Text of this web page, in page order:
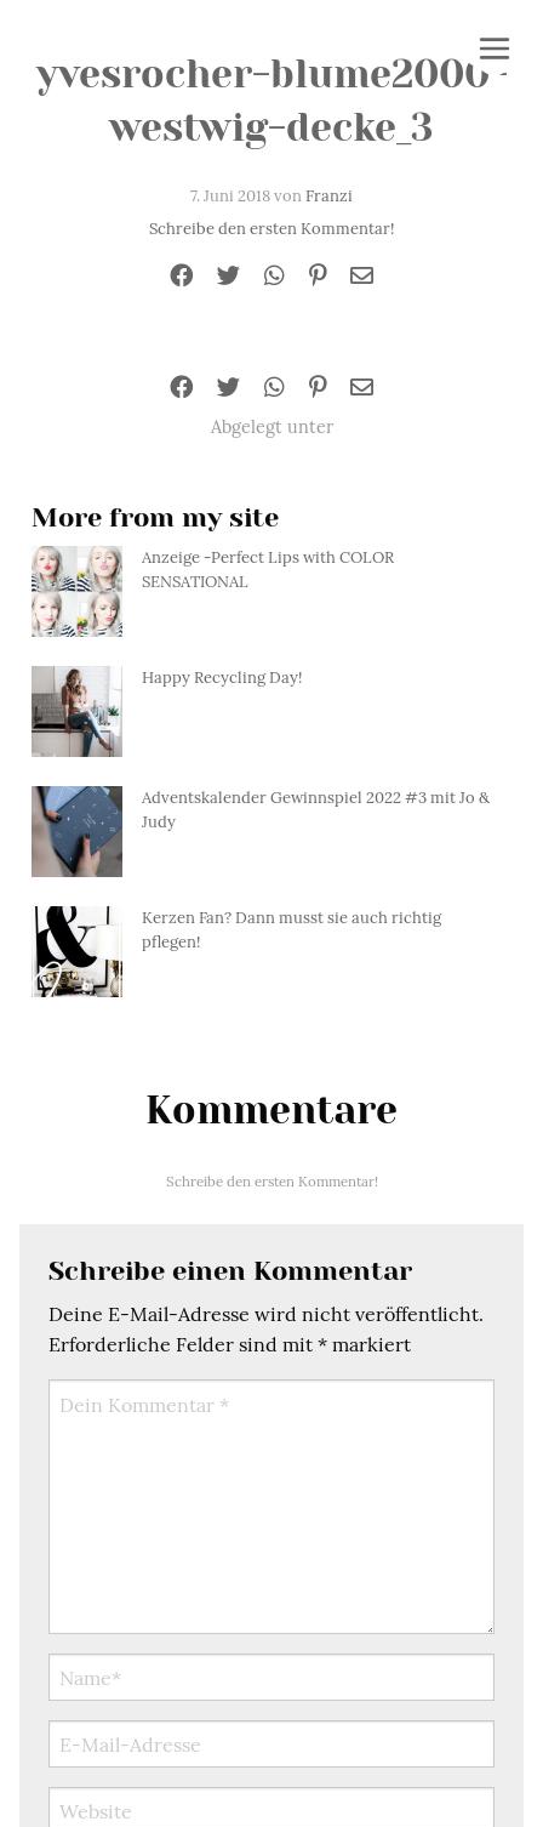
yvesrocher-blume2000-
westwig-decke_3
7. Juni 2018 vonFranzi
Schreibe den ersten Kommentar!
Abgelegt unter
More from my site
Anzeige -Perfect Lips with COLOR
SENSATIONAL
Happy Recycling Day!
Adventskalender Gewinnspiel 2022 #3 mit Jo &
Judy
Kerzen Fan? Dann musst sie auch richtig
pflegen!
Kommentare
Schreibe den ersten Kommentar!
Schreibe einen Kommentar
Deine E-Mail-Adresse wird nicht veröffentlicht.
Erforderliche Felder sind mit * markiert